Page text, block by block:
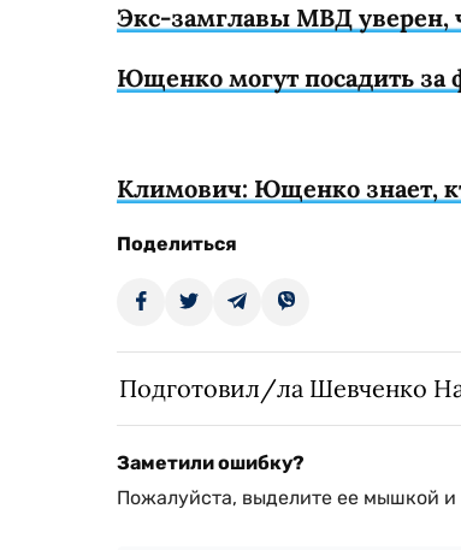
Экс-замглавы МВД уверен,
Ющенко могут посадить за
Климович: Ющенко знает,
Поделиться
Подготовил/ла Шевченко
Заметили ошибку?
Пожалуйста, выделите ее мышкой